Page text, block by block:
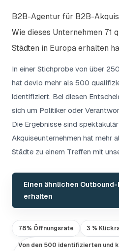
B2B-Agentur für B2B-
Wie dieses Unternehmen 71
Städten in Europa erhalten
In einer Stichprobe von über
hat devlo mehr als 500
identifiziert. Bei diesen
sich um Politiker oder
Die Ergebnisse sind
Akquiseunternehmen hat mehr
Städte zu einem Treffen mit
Einen ähnlichen Outbound-
erhalten
78% Öffnungsrate 3 %
Von den 500 identifizierten und